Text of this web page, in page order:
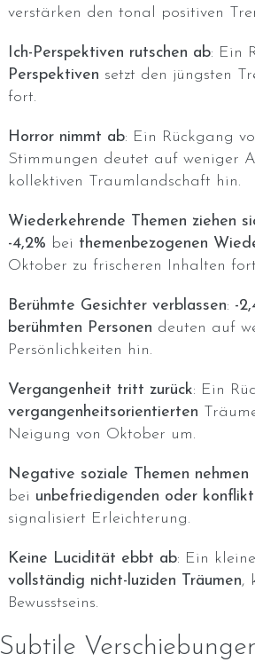
verstärken den tonal positiven
Ich-Perspektiven rutschen ab: Ein
Perspektiven setzt den jüngsten
fort.
Horror nimmt ab: Ein Rückgang
Stimmungen deutet auf weniger
kollektiven Traumlandschaft hin.
Wiederkehrende Themen ziehen
-4,2% bei themenbezogenen
Oktober zu frischeren Inhalten
Berühmte Gesichter verblassen: -
berühmten Personen deuten auf
Persönlichkeiten hin.
Vergangenheit tritt zurück: Ein
vergangenheitsorientierten
Neigung von Oktober um.
Negative soziale Themen nehmen
bei unbefriedigenden oder
signalisiert Erleichterung.
Keine Lucidität ebbt ab: Ein
vollständig nicht-luziden Träumen,
Bewusstseins.
Subtile